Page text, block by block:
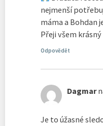
nejmenší
máma a Bohdan
Přeji všem krásný
Odpovědět
Dagmar
Je to úžasné